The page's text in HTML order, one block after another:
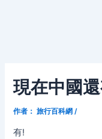
現在中國
作者： 旅行百科網 /
有!